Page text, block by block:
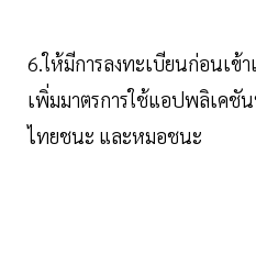
6.ให้มีการลงทะเบียนก่อนเข้
เพิ่มมาตรการใช้แอปพลิเคชั
ไทยชนะ และหมอชนะ